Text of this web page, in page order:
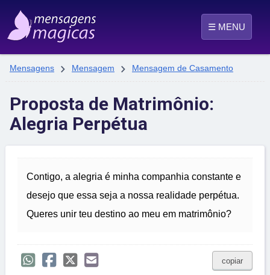
☰ MENU
Mensagens  Mensagem  Mensagem de Casamento
Proposta de Matrimônio:
Alegria Perpétua
Contigo, a alegria é minha companhia constante e
desejo que essa seja a nossa realidade perpétua.
Queres unir teu destino ao meu em matrimônio?
copiar